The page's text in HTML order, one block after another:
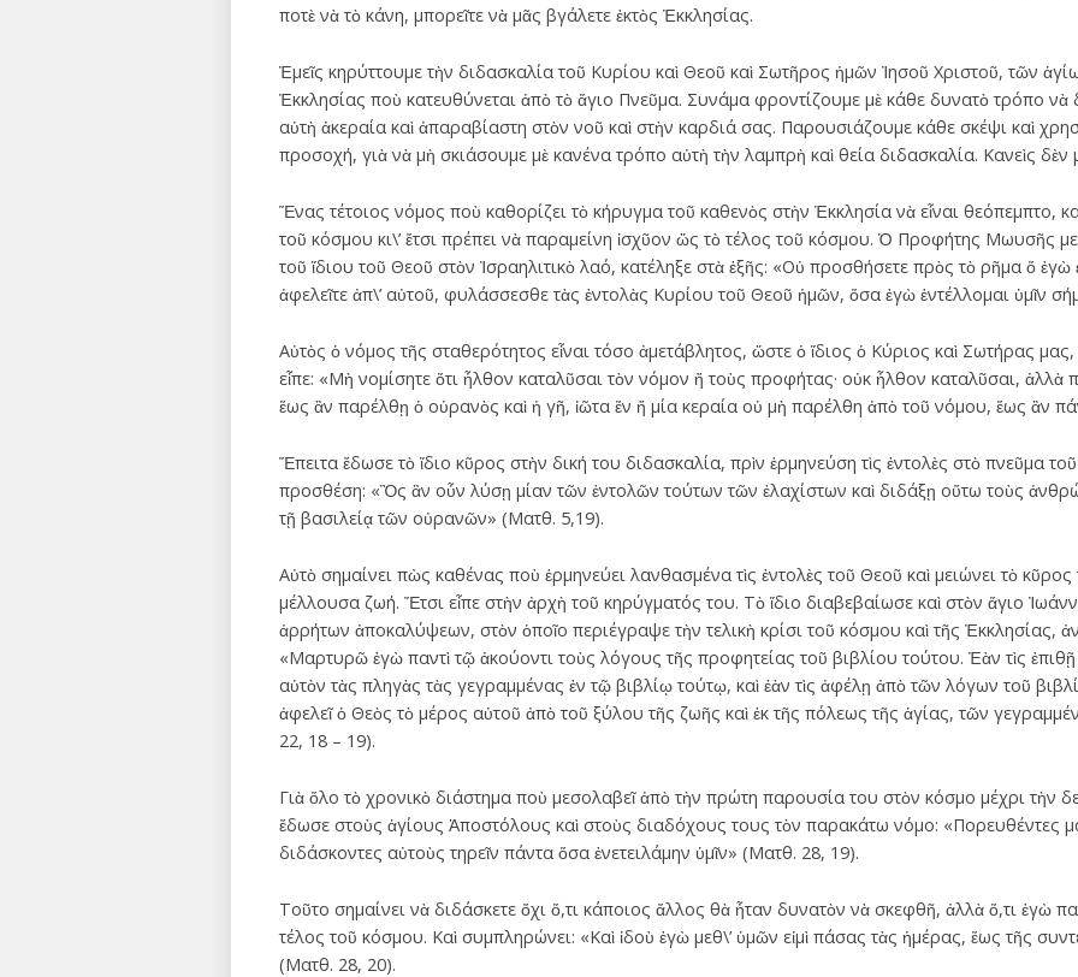
ποτὲ νὰ τὸ κάνη, μπορεῖτε νὰ μᾶς βγάλετε ἐκτὸς Ἐκκλησίας.
Ἐμεῖς κηρύττουμε τὴν διδασκαλία τοῦ Κυρίου καὶ Θεοῦ καὶ Σωτῆρος ἡμῶν Ἰησοῦ Χριστοῦ, τῶν
Ἐκκλησίας ποὺ κατευθύνεται ἀπὸ τὸ ἅγιο Πνεῦμα. Συνάμα φροντίζουμε μὲ κάθε δυνατὸ τρόπο νὰ
αὐτὴ ἀκεραία καὶ ἀπαραβίαστη στὸν νοῦ καὶ στὴν καρδιά σας. Παρουσιάζουμε κάθε σκέψι καὶ
προσοχή, γιὰ νὰ μὴ σκιάσουμε μὲ κανένα τρόπο αὐτὴ τὴν λαμπρὴ καὶ θεία διδασκαλία. Κανεὶς δὲν
Ἕνας τέτοιος νόμος ποὺ καθορίζει τὸ κήρυγμα τοῦ καθενὸς στὴν Ἐκκλησία νὰ εἶναι θεόπεμπτο,
τοῦ κόσμου κι\’ ἔτσι πρέπει νὰ παραμείνη ἰσχῦον ὥς τὸ τέλος τοῦ κόσμου. Ὁ Προφήτης Μωυσῆς
τοῦ ἴδιου τοῦ Θεοῦ στὸν Ἰσραηλιτικὸ λαό, κατέληξε στὰ ἑξῆς: «Οὐ προσθήσετε πρὸς τὸ ρῆμα ὅ ἐγὼ
ἀφελεῖτε ἀπ\’ αὐτοῦ, φυλάσσεσθε τὰς ἐντολὰς Κυρίου τοῦ Θεοῦ ἡμῶν, ὅσα ἐγὼ ἐντέλλομαι ὑμῖν
Αὐτὸς ὁ νόμος τῆς σταθερότητος εἶναι τόσο ἀμετάβλητος, ὥστε ὁ ἴδιος ὁ Κύριος καὶ Σωτήρας
εἶπε: «Μὴ νομίσητε ὅτι ἦλθον καταλῦσαι τὸν νόμον ἤ τοὺς προφήτας· οὐκ ἦλθον καταλῦσαι,
ἕως ἂν παρέλθῃ ὁ οὐρανὸς καὶ ἡ γῆ, ἰῶτα ἕν ἤ μία κεραία οὐ μὴ παρέλθη ἀπὸ τοῦ νόμου, ἕως ἂν
Ἔπειτα ἔδωσε τὸ ἴδιο κῦρος στὴν δική του διδασκαλία, πρὶν ἑρμηνεύση τὶς ἐντολὲς στὸ πνεῦμα
προσθέση: «Ὃς ἂν οὖν λύσῃ μίαν τῶν ἐντολῶν τούτων τῶν ἐλαχίστων καὶ διδάξῃ οὕτω τοὺς
τῇ βασιλείᾳ τῶν οὐρανῶν» (Ματθ. 5,19).
Αὐτὸ σημαίνει πὼς καθένας ποὺ ἑρμηνεύει λανθασμένα τὶς ἐντολὲς τοῦ Θεοῦ καὶ μειώνει τὸ
μέλλουσα ζωή. Ἔτσι εἶπε στὴν ἀρχὴ τοῦ κηρύγματός του. Τὸ ἴδιο διαβεβαίωσε καὶ στὸν ἅγιο
ἀρρήτων ἀποκαλύψεων, στὸν ὁποῖο περιέγραψε τὴν τελικὴ κρίσι τοῦ κόσμου καὶ τῆς Ἐκκλησίας,
«Μαρτυρῶ ἐγὼ παντὶ τῷ ἀκούοντι τοὺς λόγους τῆς προφητείας τοῦ βιβλίου τούτου. Ἐὰν τὶς ἐπιθῇ
αὐτὸν τὰς πληγὰς τὰς γεγραμμένας ἐν τῷ βιβλίῳ τούτῳ, καὶ ἐὰν τὶς ἀφέλῃ ἀπὸ τῶν λόγων τοῦ
ἀφελεῖ ὁ Θεὸς τὸ μέρος αὐτοῦ ἀπὸ τοῦ ξύλου τῆς ζωῆς καὶ ἐκ τῆς πόλεως τῆς ἁγίας, τῶν
22, 18 – 19).
Γιὰ ὅλο τὸ χρονικὸ διάστημα ποὺ μεσολαβεῖ ἀπὸ τὴν πρώτη παρουσία του στὸν κόσμο μέχρι τὴν
ἔδωσε στοὺς ἁγίους Ἀποστόλους καὶ στοὺς διαδόχους τους τὸν παρακάτω νόμο: «Πορευθέντες
διδάσκοντες αὐτοὺς τηρεῖν πάντα ὅσα ἐνετειλάμην ὑμῖν» (Ματθ. 28, 19).
Τοῦτο σημαίνει νὰ διδάσκετε ὄχι ὅ,τι κάποιος ἄλλος θὰ ἦταν δυνατὸν νὰ σκεφθῆ, ἀλλὰ ὅ,τι ἐγὼ
τέλος τοῦ κόσμου. Καὶ συμπληρώνει: «Καὶ ἰδοὺ ἐγὼ μεθ\’ ὑμῶν εἰμὶ πάσας τὰς ἡμέρας, ἕως τῆς
(Ματθ. 28, 20).